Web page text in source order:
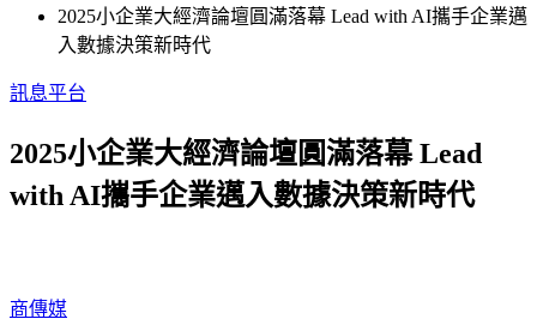
2025小企業大經濟論壇圓滿落幕 Lead with AI攜手企業邁
入數據決策新時代
訊息平台
2025小企業大經濟論壇圓滿落幕 Lead
with AI攜手企業邁入數據決策新時代
商傳媒